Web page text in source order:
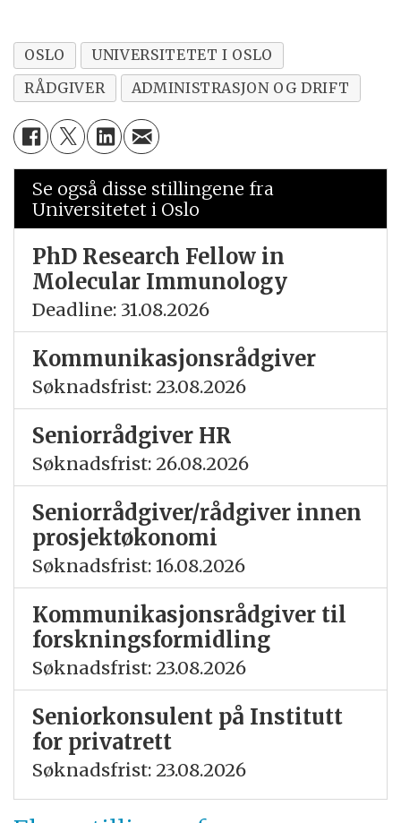
OSLO
UNIVERSITETET I OSLO
RÅDGIVER
ADMINISTRASJON OG DRIFT
Se også disse stillingene fra
Universitetet i Oslo
PhD Research Fellow in
Molecular Immunology
Deadline: 31.08.2026
Kommunikasjonsrådgiver
Søknadsfrist: 23.08.2026
Seniorrådgiver HR
Søknadsfrist: 26.08.2026
Seniorrådgiver/rådgiver innen
prosjektøkonomi
Søknadsfrist: 16.08.2026
Kommunikasjonsrådgiver til
forskningsformidling
Søknadsfrist: 23.08.2026
Seniorkonsulent på Institutt
for privatrett
Søknadsfrist: 23.08.2026